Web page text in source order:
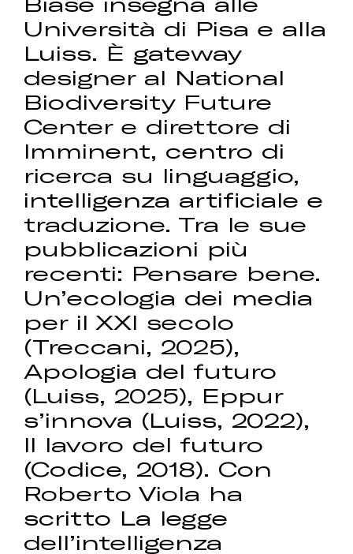
Università di Pisa e alla
Luiss. È gateway
designer al National
Biodiversity Future
Center e direttore di
Imminent, centro di
ricerca su linguaggio,
intelligenza artificiale e
traduzione. Tra le sue
pubblicazioni più
recenti: Pensare bene.
Un’ecologia dei media
per il XXI secolo
(Treccani, 2025),
Apologia del futuro
(Luiss, 2025), Eppur
s’innova (Luiss, 2022),
Il lavoro del futuro
(Codice, 2018). Con
Roberto Viola ha
scritto La legge
dell’intelligenza